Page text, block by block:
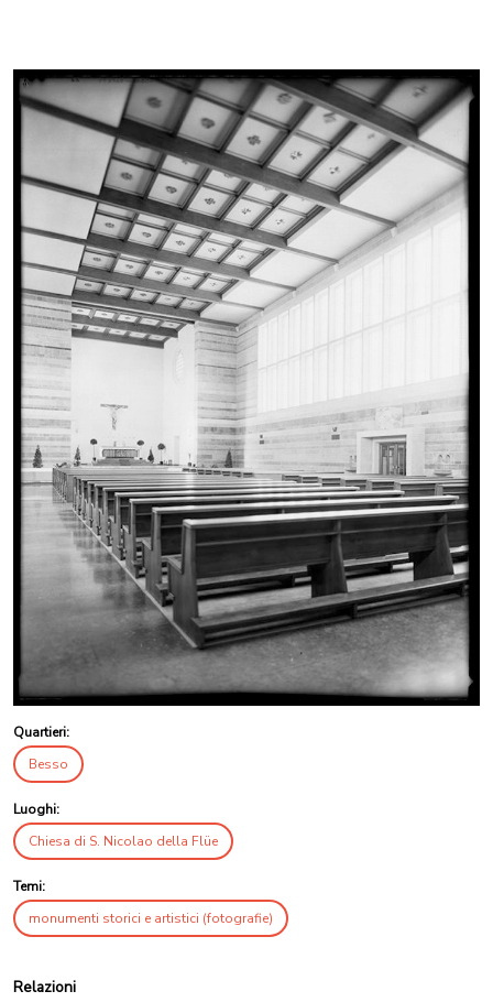
Quartieri:
Besso
Luoghi:
Chiesa di S. Nicolao della Flüe
Temi:
monumenti storici e artistici (fotografie)
Relazioni